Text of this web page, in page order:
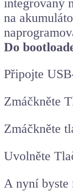
integrovaný
na
Do
Připojte
Zmáčkněte
Zmáčkněte
Uvolněte
A nyní byste